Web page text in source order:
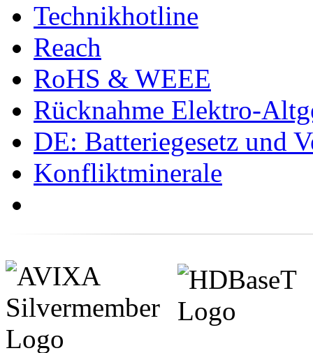
Technikhotline
Reach
RoHS & WEEE
Rücknahme Elektro-
DE: Batteriegesetz und
Konfliktminerale